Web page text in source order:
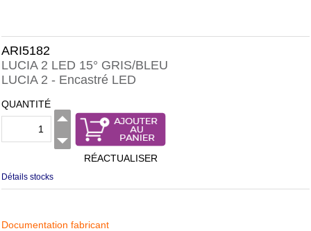
ARI5182
LUCIA 2 LED 15° GRIS/BLEU
LUCIA 2 - Encastré LED
QUANTITÉ
RÉACTUALISER
Détails stocks
Documentation fabricant